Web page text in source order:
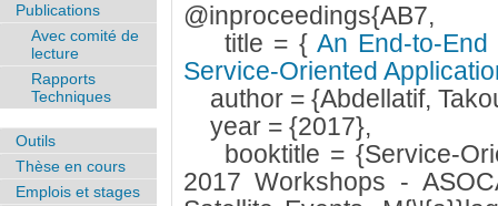
@inproceedings{AB7,
title = {An End-to-End
Service-Oriented
author = {Abdellatif,
year = {2017},
booktitle = {Service-
2017 Workshops -
Publications
Avec comité de
lecture
Rapports
Techniques
Outils
Thèse en cours
Emplois et stages